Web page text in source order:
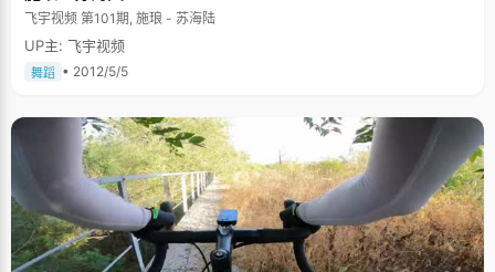
飞宇视频 第101期, 施琅 - 苏海陆
UP主: 飞宇视频
舞蹈 • 2012/5/5